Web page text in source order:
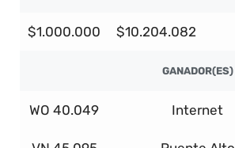
$1.000.000 $10.204.082
GANADOR(ES)
WO 40.049 Internet